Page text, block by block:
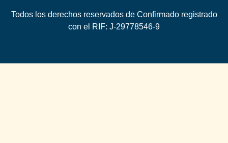
Todos los derechos reservados de Confirmado registrado
con el RIF: J-29778546-9